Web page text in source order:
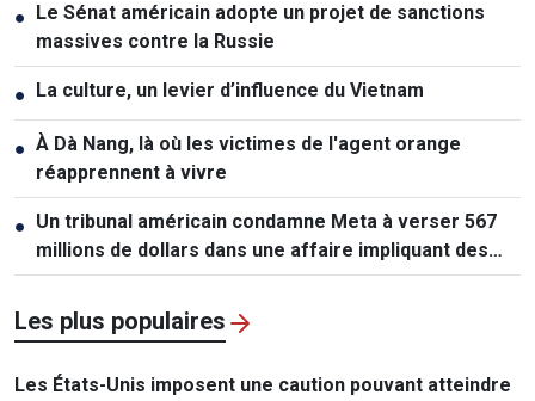
● Le Sénat américain adopte un projet de sanctions
massives contre la Russie
● La culture, un levier d’influence du Vietnam
● À Dà Nang, là où les victimes de l'agent orange
réapprennent à vivre
● Un tribunal américain condamne Meta à verser 567
millions de dollars dans une affaire impliquant des
mineurs
Les plus populaires
Les États-Unis imposent une caution pouvant atteindre